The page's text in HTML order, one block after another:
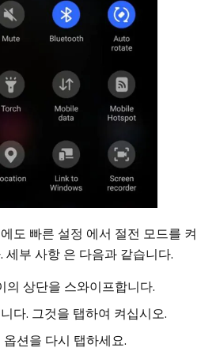
도 빠른 설정 에서 절전 모드를 켜
세부 사항 은 다음과 같습니다.
의 상단을 스와이프합니다.
다. 그것을 탭하여 켜십시오.
션을 다시 탭하세요.